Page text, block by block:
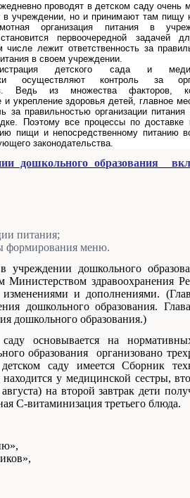
проводят в детском саду очень
в учреждении, но и принимают там пищу
организация питания в
первоочередной задачей
числе лежит ответственность за
в своем учреждении.
детского сада и
осуществляют контроль за
Ведь из множества факторов,
укрепление здоровья детей, главное
за правильностью организации
Поэтому все процессы по
пищи и непосредственному питанию
законодательства.
дошкольного образования
питания;
формирования меню.
дошкольного
здравоохранения
и дополнениями.
дошкольного образования.
дошкольного образования.)
основывается на
образования организовано
саду имеется Сборник
у медицинской сестры,
на второй завтрак дети
С-витаминизация третьего блюда.